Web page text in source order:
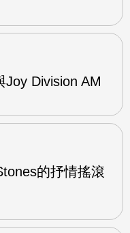
Division AM
的抒情搖滾